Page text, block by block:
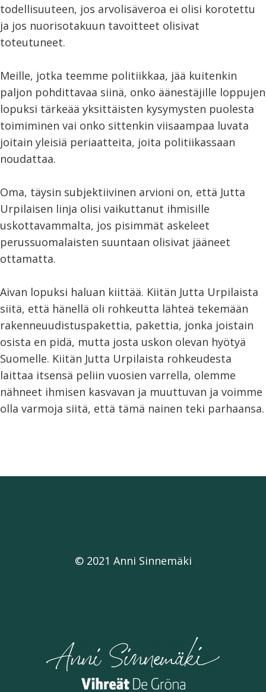
todellisuuteen, jos arvolisäveroa ei olisi korotettu
ja jos nuorisotakuun tavoitteet olisivat
toteutuneet.
Meille, jotka teemme politiikkaa, jää kuitenkin
paljon pohdittavaa siinä, onko äänestäjille loppujen
lopuksi tärkeää yksittäisten kysymysten puolesta
toimiminen vai onko sittenkin viisaampaa luvata
joitain yleisiä periaatteita, joita politiikassaan
noudattaa.
Oma, täysin subjektiivinen arvioni on, että Jutta
Urpilaisen linja olisi vaikuttanut ihmisille
uskottavammalta, jos pisimmät askeleet
perussuomalaisten suuntaan olisivat jääneet
ottamatta.
Aivan lopuksi haluan kiittää. Kiitän Jutta Urpilaista
siitä, että hänellä oli rohkeutta lähteä tekemään
rakenneuudistuspakettia, pakettia, jonka joistain
osista en pidä, mutta josta uskon olevan hyötyä
Suomelle. Kiitän Jutta Urpilaista rohkeudesta
laittaa itsensä peliin vuosien varrella, olemme
nähneet ihmisen kasvavan ja muuttuvan ja voimme
olla varmoja siitä, että tämä nainen teki parhaansa.
© 2021 Anni Sinnemäki